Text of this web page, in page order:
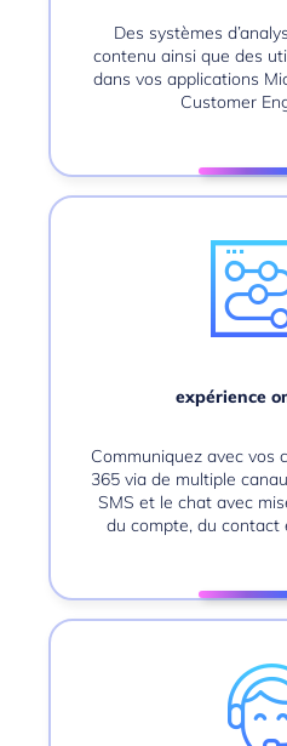
Des systèmes
contenu ainsi que des
dans vos applications
Customer
expérience
Communiquez avec vos
365via de multiple
SMS et le chat avec
du compte, du contact